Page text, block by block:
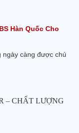
Hàn Quốc Cho
ngày càng được chú